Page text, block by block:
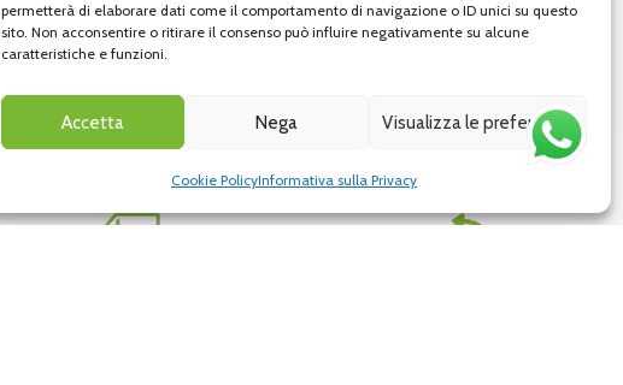
permetterà di elaborare dati come il comportamento di navigazione o ID unici su questo
sito. Non acconsentire o ritirare il consenso può influire negativamente su alcune
caratteristiche e funzioni.
Accetta Nega Visualizza le preferenze
Cookie PolicyInformativa sulla Privacy